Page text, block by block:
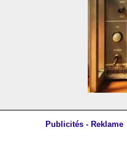
Publicités - Reklame